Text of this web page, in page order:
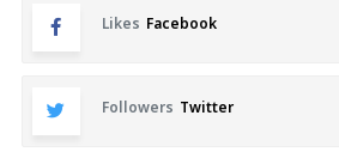
Likes Facebook
Followers Twitter